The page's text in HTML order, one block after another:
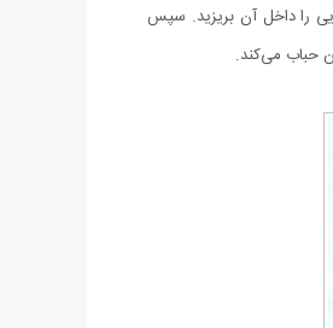
را داخل آن بریزید. سپس
حباب می‌کند.